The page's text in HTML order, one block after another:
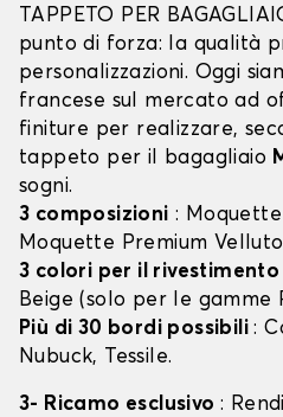
TAPPETO PER
punto di forza: la qualità
personalizzazioni. Oggi
francese sul mercato ad
finiture per realizzare,
tappeto per il bagagliaio
sogni.
3 composizioni :
Moquette Premium
3 colori per il rivestimento
Beige (solo per le gamme
Più di 30 bordi possibili:
Nubuck, Tessile.
3- Ricamo esclusivo :